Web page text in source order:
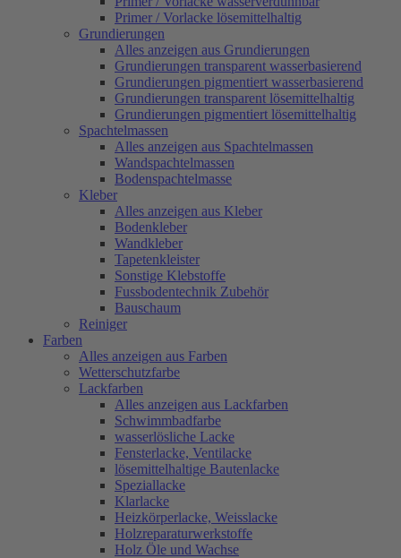
Primer / Vorlacke lösemittelhaltig
Grundierungen
Alles anzeigen aus Grundierungen
Grundierungen transparent wasserbasierend
Grundierungen pigmentiert wasserbasierend
Grundierungen transparent lösemittelhaltig
Grundierungen pigmentiert lösemittelhaltig
Spachtelmassen
Alles anzeigen aus Spachtelmassen
Wandspachtelmassen
Bodenspachtelmasse
Kleber
Alles anzeigen aus Kleber
Bodenkleber
Wandkleber
Tapetenkleister
Sonstige Klebstoffe
Fussbodentechnik Zubehör
Bauschaum
Reiniger
Farben
Alles anzeigen aus Farben
Wetterschutzfarbe
Lackfarben
Alles anzeigen aus Lackfarben
Schwimmbadfarbe
wasserlösliche Lacke
Fensterlacke, Ventilacke
lösemittelhaltige Bautenlacke
Speziallacke
Klarlacke
Heizkörperlacke, Weisslacke
Holzreparaturwerkstoffe
Holz Öle und Wachse